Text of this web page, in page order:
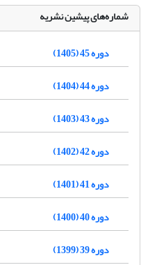
شماره‌های پیشین نشریه
دوره 45 (1405)
دوره 44 (1404)
دوره 43 (1403)
دوره 42 (1402)
دوره 41 (1401)
دوره 40 (1400)
دوره 39 (1399)